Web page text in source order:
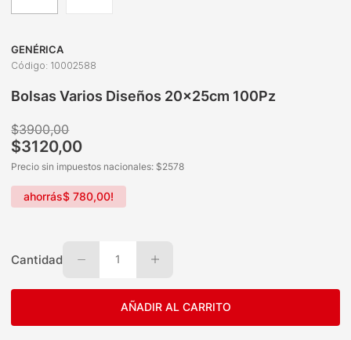
GENÉRICA
Código: 10002588
Bolsas Varios Diseños 20x25cm 100Pz
$3900,00
$3120,00
Precio sin impuestos nacionales: $2578
ahorrás$ 780,00!
Cantidad 1
AÑADIR AL CARRITO